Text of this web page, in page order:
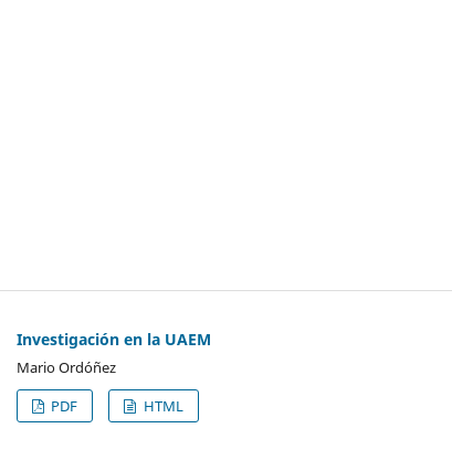
Investigación en la UAEM
Mario Ordóñez
PDF
HTML